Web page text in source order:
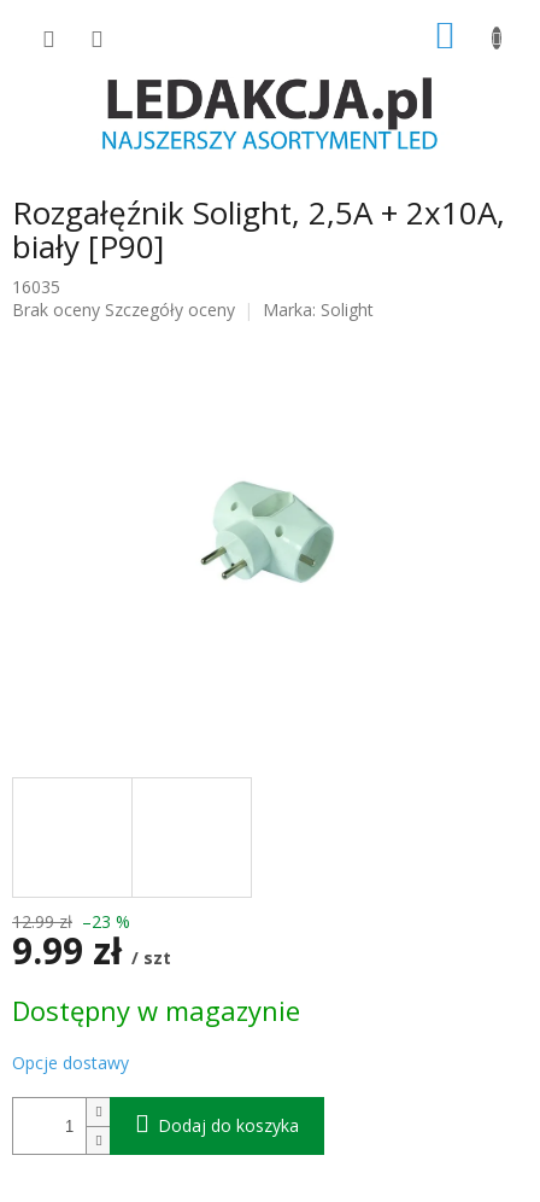
Rozgałęźnik Solight, 2,5A + 2x10A,
biały [P90]
16035
Średnia
Brak oceny Szczegóły oceny Marka: Solight
12.99 zł –23 %
9.99 zł / szt
jednostkowa:
Dostępny w magazynie
Opcje dostawy
Dodaj do koszyka